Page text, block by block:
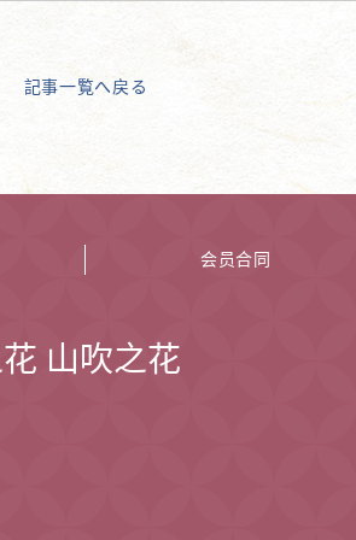
記事一覧へ戻る
会员合同
山吹之花